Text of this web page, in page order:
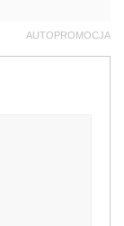
AUTOPROMOCJA